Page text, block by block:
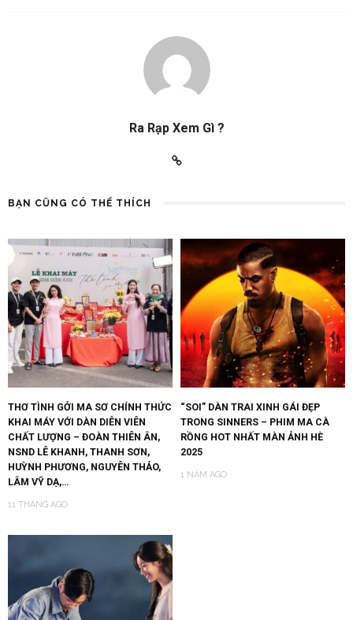
Ra Rạp Xem Gì ?
BẠN CŨNG CÓ THỂ THÍCH
THƠ TÌNH GỞI MA SƠ CHÍNH THỨC
KHAI MÁY VỚI DÀN DIỄN VIÊN
CHẤT LƯỢNG – ĐOÀN THIÊN ÂN,
NSND LÊ KHANH, THANH SƠN,
HUỲNH PHƯƠNG, NGUYÊN THẢO,
LÂM VỸ DẠ,…
11 THÁNG AGO
“SOI” DÀN TRAI XINH GÁI ĐẸP
TRONG SINNERS – PHIM MA CÀ
RỒNG HOT NHẤT MÀN ẢNH HÈ
2025
1 NĂM AGO